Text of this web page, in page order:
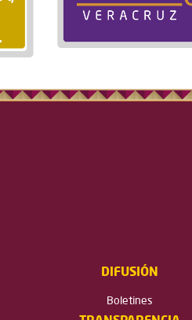
DIFUSIÓN
Boletines